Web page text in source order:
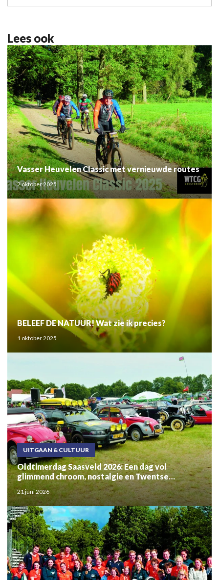
Lees ook
Vasser Heuvelen Classic met vernieuwde routes
2 oktober 2025
BELEEF DE NATUUR! Wat zie ik precies?
1 oktober 2025
UITGAAN & CULTUUR
Oldtimerdag Saasveld 2026: Een dag vol
glimmend chroom, nostalgie en Twentse
gezelligheid
21 juni 2026